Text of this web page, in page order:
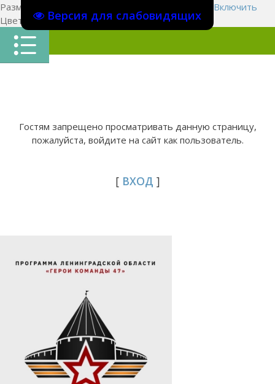
Версия для слабовидящих
Размер шрифта:
Включить
Цвет сайтаЦ Ц Ц Х
Гостям запрещено просматривать данную страницу,
пожалуйста, войдите на сайт как пользователь.
[ ВХОД ]